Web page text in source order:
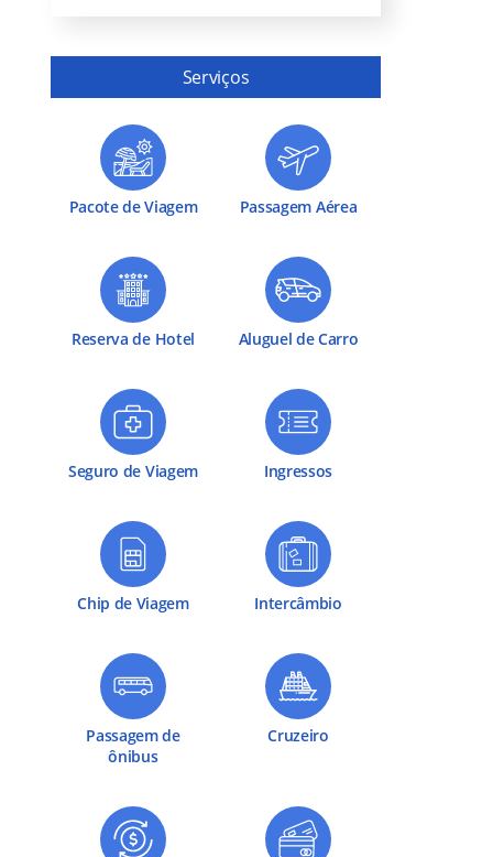
Serviços
Pacote de Viagem Passagem Aérea
Reserva de Hotel Aluguel de Carro
Seguro de Viagem Ingressos
Chip de Viagem Intercâmbio
Passagem de
ônibus
Cruzeiro